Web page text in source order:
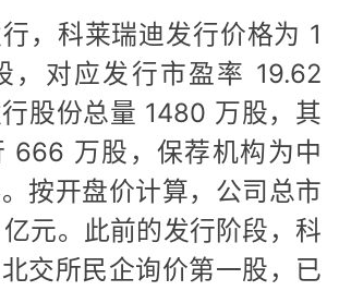
，科莱瑞迪发行价格为 1
，对应发行市盈率 19.62
股份总量 1480 万股，其
666 万股，保荐机构为中
按开盘价计算，公司总市
元。此前的发行阶段，科
交所民企询价第一股，已